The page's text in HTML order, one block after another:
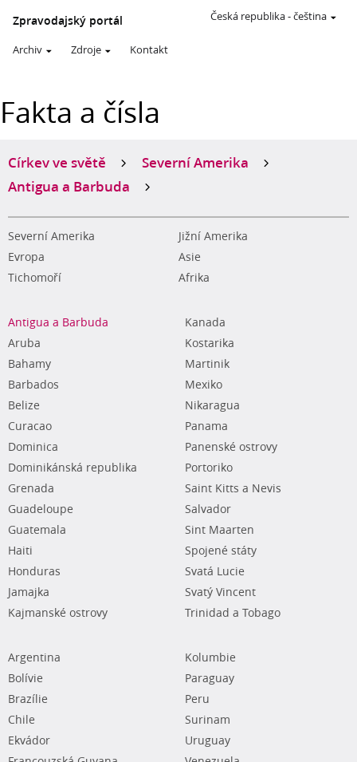
Zpravodajský portál
Archiv Zdroje Kontakt
Česká republika-čeština
Fakta a čísla
Církev ve světě
Severní Amerika
Antigua a Barbuda
Severní Amerika
Jižní Amerika
Evropa
Asie
Tichomoří
Afrika
Antigua a Barbuda
Aruba
Bahamy
Barbados
Belize
Curacao
Dominica
Dominikánská republika
Grenada
Guadeloupe
Guatemala
Haiti
Honduras
Jamajka
Kajmanské ostrovy
Kanada
Kostarika
Martinik
Mexiko
Nikaragua
Panama
Panenské ostrovy
Portoriko
Saint Kitts a Nevis
Salvador
Sint Maarten
Spojené státy
Svatá Lucie
Svatý Vincent
Trinidad a Tobago
Argentina
Bolívie
Brazílie
Chile
Ekvádor
Kolumbie
Paraguay
Peru
Surinam
Uruguay